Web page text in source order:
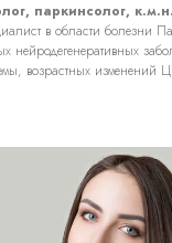
паркинсолог, к.м.н.
в области болезни
нейродегенеративных
возрастных изменений